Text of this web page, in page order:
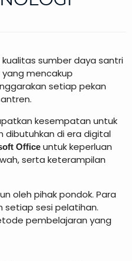
sumber daya santri
mencakup
setiap pekan
kesempatan untuk
dibutuhkan di era digital
Office untuk keperluan
serta keterampilan
oleh pihak pondok. Para
setiap sesi pelatihan.
pembelajaran yang